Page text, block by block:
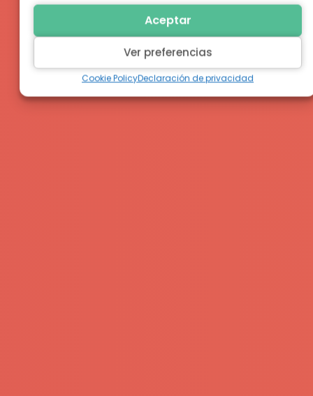
Aceptar
Ver preferencias
Cookie PolicyDeclaración de privacidad